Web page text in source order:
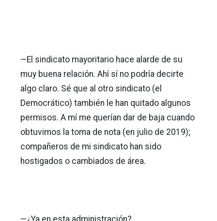
—El sindicato mayoritario hace alarde de su
muy buena relación. Ahí sí no podría decirte
algo claro. Sé que al otro sindicato (el
Democrático) también le han quitado algunos
permisos. A mí me querían dar de baja cuando
obtuvimos la toma de nota (en julio de 2019);
compañeros de mi sindicato han sido
hostigados o cambiados de área.
—¿Ya en esta administración?